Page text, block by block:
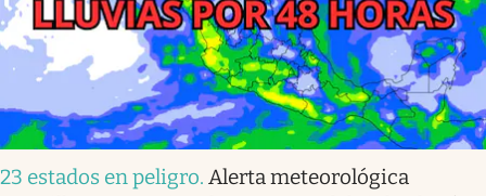
23 estados en peligro. Alerta meteorológica